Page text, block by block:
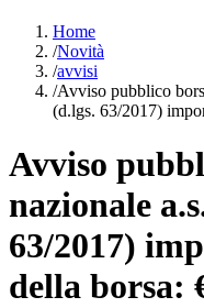
Home
/Novità
/avvisi
/Avviso pubblico
(d.lgs. 63/2017)
Avviso
nazionale
63/2017)
della borsa: